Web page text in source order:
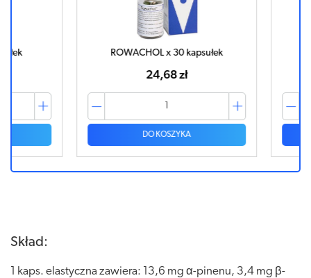
ROWACHOL x 30 kapsułek
24,68 zł
DO KOSZYKA
Skład:
1 kaps. elastyczna zawiera: 13,6 mg α-pinenu, 3,4 mg β-